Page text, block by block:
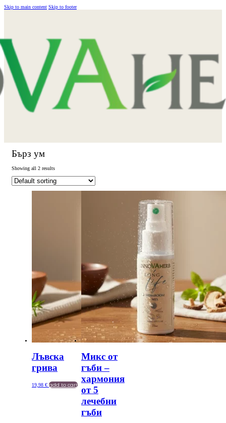
Skip to main content Skip to footer
Бърз ум
Showing all 2 results
Лъвска
грива
19,98 € add to cart
Микс от
гъби –
хармония
от 5
лечебни
гъби